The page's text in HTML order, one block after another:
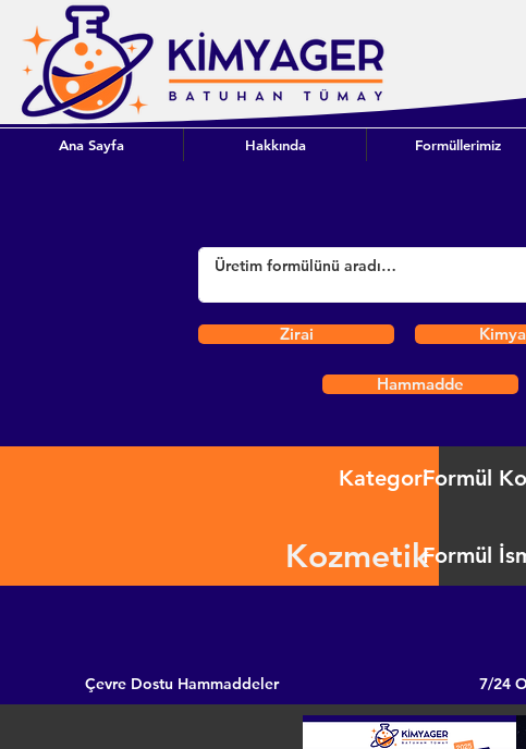
Ana Sayfa Hakkında Formüllerimiz
Zirai
Hammadde
Kategori
Kozmetik
Formül
Formül
Çevre Dostu Hammaddeler 7/24